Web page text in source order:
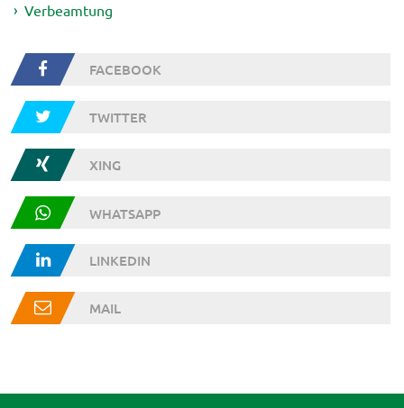
Verbeamtung
FACEBOOK
TWITTER
XING
WHATSAPP
LINKEDIN
MAIL